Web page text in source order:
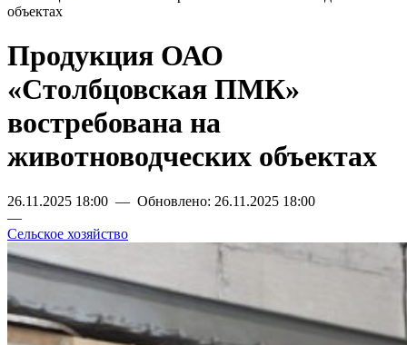
объектах
Продукция ОАО
«Столбцовская ПМК»
востребована на
животноводческих объектах
26.11.2025 18:00 — Обновлено: 26.11.2025 18:00
—
Сельское хозяйство